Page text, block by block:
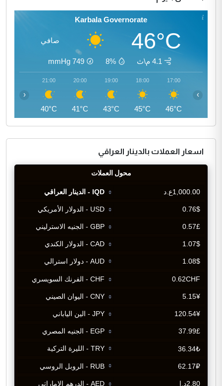
Karbala Governorate
46°C صافي
4.1 م\ث 8%
749
mmHg
17:00
46°C
18:00
45°C
19:00
43°C
20:00
41°C
21:00
40°C
‹ ›
اسعار العملات بالدينار العراقي